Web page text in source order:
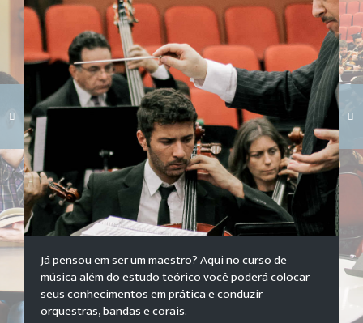
Carregando galeria...
Já pensou em ser um maestro? Aqui no curso de
música além do estudo teórico você poderá colocar
seus conhecimentos em prática e conduzir
orquestras, bandas e corais.